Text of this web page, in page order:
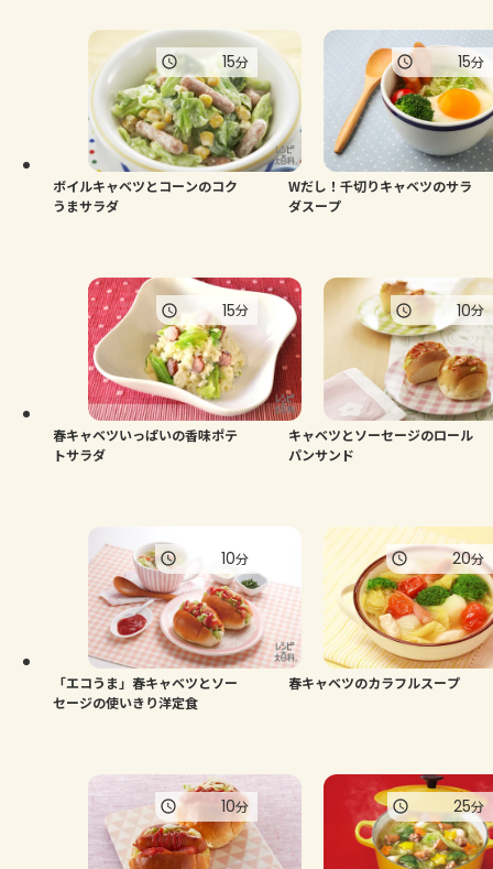
ボイルキャベツとコーンのコク
うまサラダ
15分
Wだし！千切りキャベツのサラ
ダスープ
15分
春キャベツいっぱいの香味ポテ
トサラダ
15分
キャベツとソーセージのロール
パンサンド
10分
「エコうま」春キャベツとソー
セージの使いきり洋定食
10分
春キャベツのカラフルスープ
20分
10分 25分